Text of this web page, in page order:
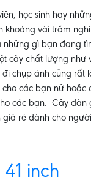
học sinh hay
khoảng vài trăm
gì bạn đang
cây chất lượng
chụp ảnh cũng
các bạn nữ
các bạn. Cây
rẻ dành cho
inch